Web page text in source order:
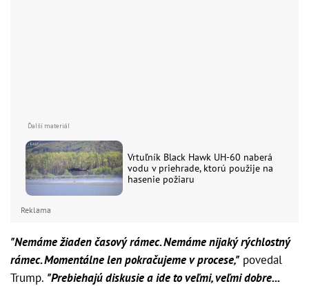
Vrtuľník Black Hawk UH-60 naberá
vodu v priehrade, ktorú použije na
hasenie požiaru
Reklama
"Nemáme žiaden časový rámec. Nemáme nijaký rýchlostný
rámec. Momentálne len pokračujeme v procese," povedal
Trump. "Prebiehajú diskusie a ide to veľmi, veľmi dobre...